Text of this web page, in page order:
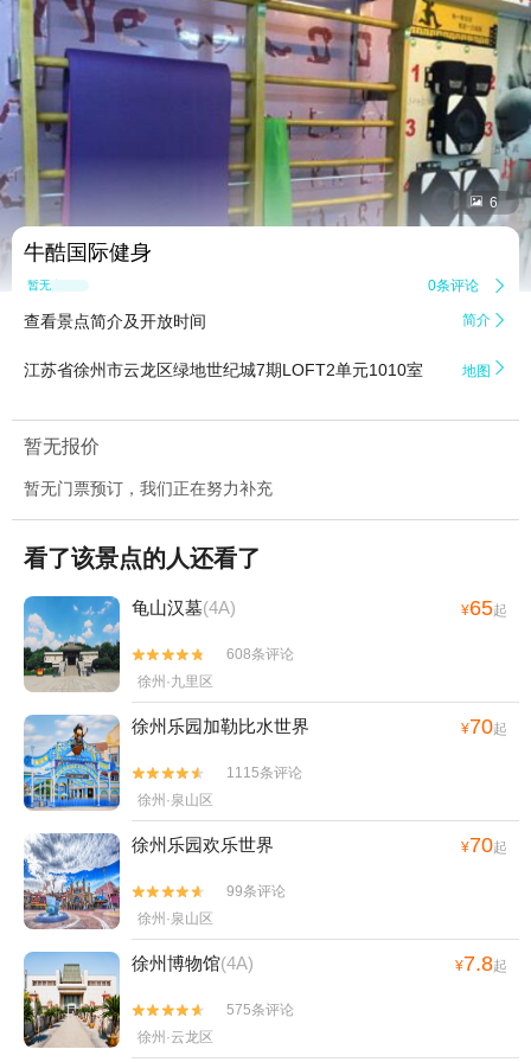
 6
牛酷国际健身
暂无点评 0条评论 
查看景点简介及开放时间 简介 
江苏省徐州市云龙区绿地世纪城7期LOFT2单元1010室 地图 
暂无报价
暂无门票预订，我们正在努力补充
看了该景点的人还看了
龟山汉墓(4A) ¥65起


608条评论
徐州·九里区
徐州乐园加勒比水世界 ¥70起


1115条评论
徐州·泉山区
徐州乐园欢乐世界 ¥70起


99条评论
徐州·泉山区
徐州博物馆(4A) ¥7.8起


575条评论
徐州·云龙区